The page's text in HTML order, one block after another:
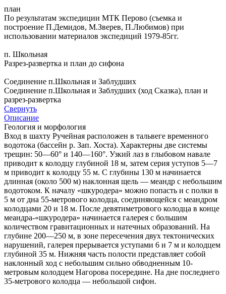
план
По результатам экспедиции МТК Перово (съемка и
построение П.Демидов, М.Зверев, П.Любимов) при
использовании материалов экспедиций 1979-85гг.
п. Школьная
Разрез-развертка и план до сифона
Соединение п.Школьная и Заблудших
Соединение п.Школьная и Заблудших (ход Сказка), план и
разрез-развертка
Свернуть
Описание
Геология и морфология
Вход в шахту Ручейная расположен в тальвеге временного
водотока (бассейн р. Зап. Хоста). Характерны две системы
трещин: 50—60° и 140—160°. Узкий лаз в глыбовом навале
приводит к колодцу глубиной 18 м, затем серия уступов 5—7
м приводит к колодцу 55 м. С глубины 130 м начинается
длинная (около 500 м) наклонная щель — меандр с небольшим
водотоком. К началу «шкуродера» можно попасть и с полки в
5 м от дна 55-метрового колодца, соединяющейся с меандром
колодцами 20 и 18 м. После девятиметрового колодца в конце
меандра-«шкуродера» начинается галерея с большим
количеством гравитационных и натечных образований. На
глубине 200—250 м, в зоне пересечения двух тектонических
нарушений, галерея прерывается уступами 6 и 7 м и колодцем
глубиной 35 м. Нижняя часть полости представляет собой
наклонный ход с небольшим сильно обводненным 10-
метровым колодцем Нагорова посередине. На дне последнего
35-метрового колодца — небольшой сифон.